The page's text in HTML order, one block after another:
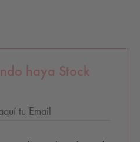
haya Stock